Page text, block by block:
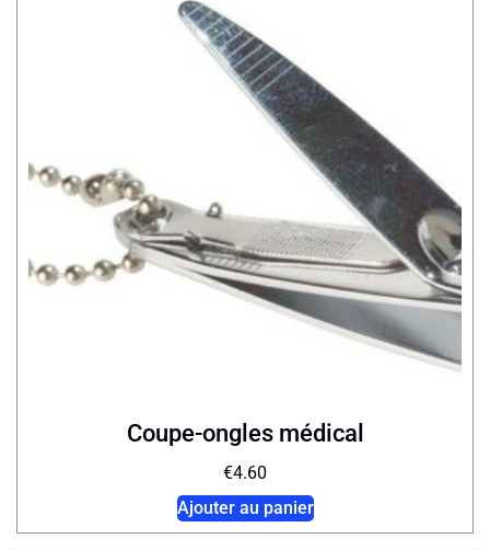
Coupe-ongles médical
€4.60
Ajouter au panier